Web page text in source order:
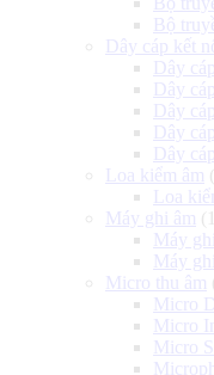
Bộ
Dây cáp kết
Dây
Dây
Dây
Dây
Dây
Loa kiểm âm
Loa
Máy ghi âm
Máy
Máy
Micro thu âm
Micro
Micro
Micro